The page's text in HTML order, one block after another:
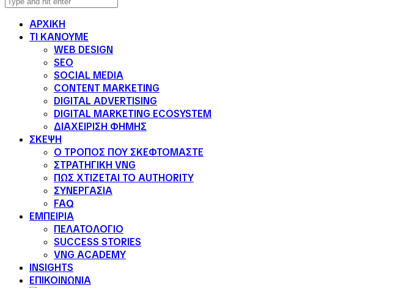
ΑΡΧΙΚΗ
ΤΙ ΚΑΝΟΥΜΕ
WEB DESIGN
SEO
SOCIAL MEDIA
CONTENT MARKETING
DIGITAL ADVERTISING
DIGITAL MARKETING ECOSYSTEM
ΔΙΑΧΕΙΡΙΣΗ ΦΗΜΗΣ
ΣΚΕΨΗ
Ο ΤΡΟΠΟΣ ΠΟΥ ΣΚΕΦΤΟΜΑΣΤΕ
ΣΤΡΑΤΗΓΙΚΗ VNG
ΠΩΣ ΧΤΙΖΕΤΑΙ ΤΟ AUTHORITY
ΣΥΝΕΡΓΑΣΙΑ
FAQ
ΕΜΠΕΙΡΙΑ
ΠΕΛΑΤΟΛΟΓΙΟ
SUCCESS STORIES
VNG ACADEMY
INSIGHTS
ΕΠΙΚΟΙΝΩΝΙΑ